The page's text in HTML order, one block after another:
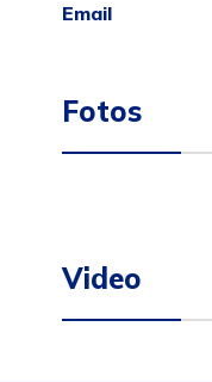
Email
Fotos
Video